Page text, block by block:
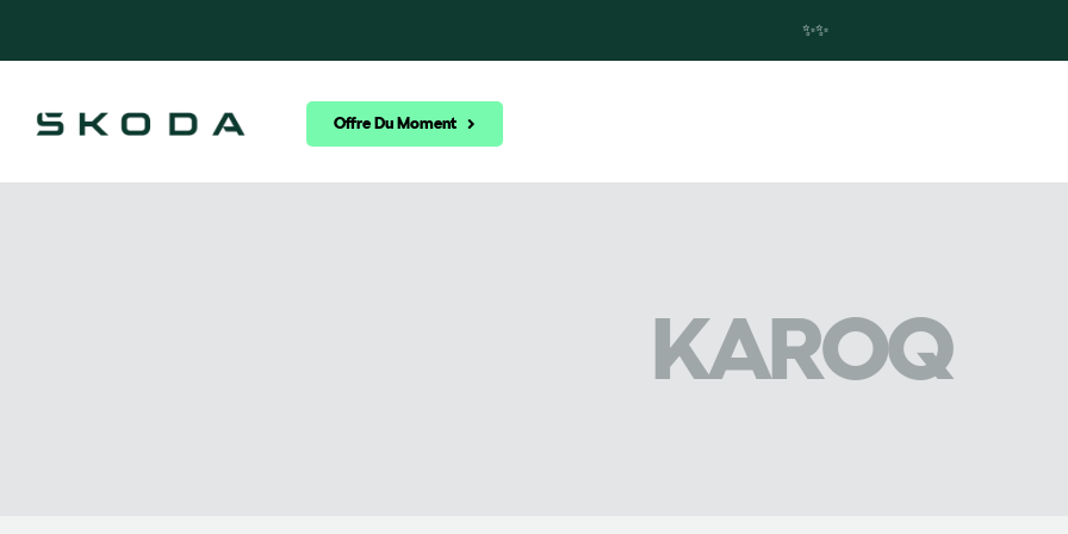
✨Trouvez votre future Skoda en quelques clics ! ✨
Offre Du Moment
KAROQ